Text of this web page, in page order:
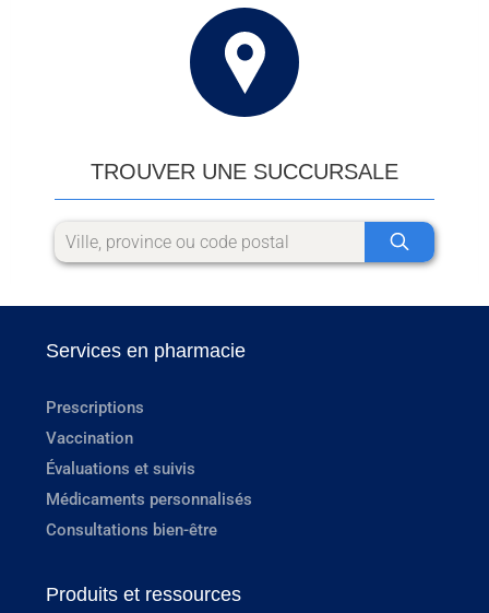
TROUVER UNE SUCCURSALE
Services en pharmacie
Prescriptions
Vaccination
Évaluations et suivis
Médicaments personnalisés
Consultations bien-être
Produits et ressources